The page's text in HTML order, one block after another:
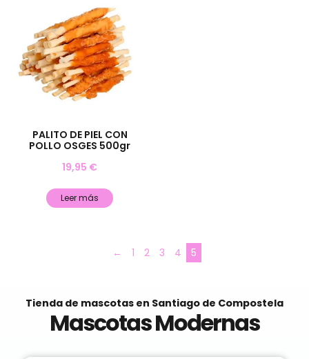
PALITO DE PIEL CON
POLLO OSGES 500gr
19,95 €
Leer más
← 1 2 3 4 5
Tienda de mascotas en Santiago de Compostela
Mascotas Modernas